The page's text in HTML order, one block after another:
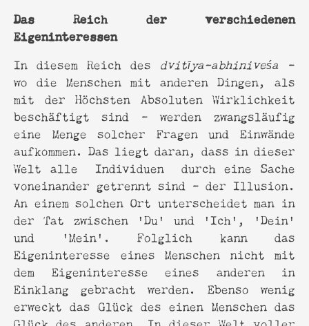
Das Reich der verschiedenen
Eigeninteressen
In diesem Reich des dvitīya-abhiniveśa-
wo die Menschen mit anderen Dingen, als
mit der Höchsten Absoluten Wirklichkeit
beschäftigt sind - werden zwangsläufig
eine Menge solcher Fragen und Einwände
aufkommen. Das liegt daran, dass in dieser
Welt alle Individuen durch eine Sache
voneinander getrennt sind - der Illusion.
An einem solchen Ort unterscheidet man in
der Tat zwischen 'Du' und 'Ich', 'Dein'
und 'Mein'. Folglich kann das
Eigeninteresse eines Menschen nicht mit
dem Eigeninteresse eines anderen in
Einklang gebracht werden. Ebenso wenig
erweckt das Glück des einen Menschen das